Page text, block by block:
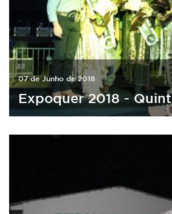
07 de Junho de 2018
Expoquer 2018 -